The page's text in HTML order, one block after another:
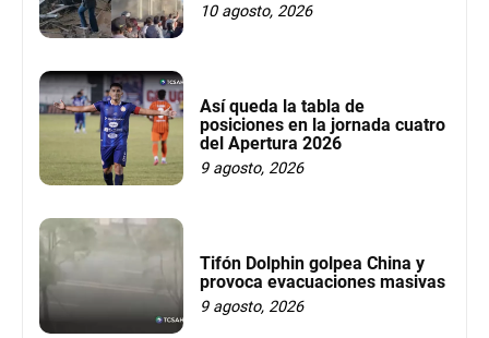
10 agosto, 2026
Así queda la tabla de
posiciones en la jornada cuatro
del Apertura 2026
9 agosto, 2026
Tifón Dolphin golpea China y
provoca evacuaciones masivas
9 agosto, 2026